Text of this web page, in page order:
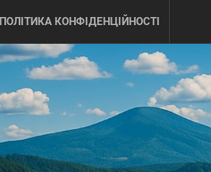
ПОЛІТИКА КОНФІДЕНЦІЙНОСТІ